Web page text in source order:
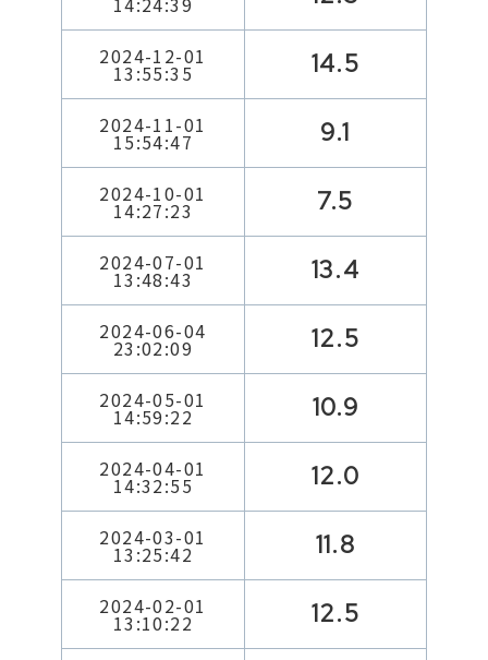
2024-12-01
13:55:35 14.5
2024-11-01
15:54:47 9.1
2024-10-01
14:27:23 7.5
2024-07-01
13:48:43 13.4
2024-06-04
23:02:09 12.5
2024-05-01
14:59:22 10.9
2024-04-01
14:32:55 12.0
2024-03-01
13:25:42 11.8
2024-02-01
13:10:22 12.5